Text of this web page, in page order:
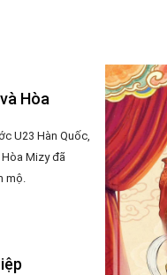
Hòa
U23 Hàn Quốc,
Mizy đã
mộ.